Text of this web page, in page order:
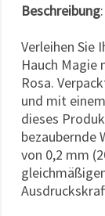
Beschreibung:
Verleihen Sie
Hauch Magie
Rosa.
und mit
dieses
bezaubernde
von 0,2 mm